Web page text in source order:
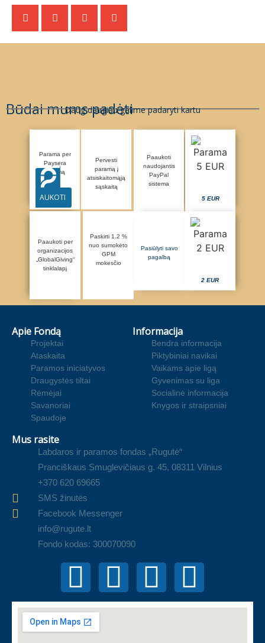
Būdai mums padėti
Daug daugiau galime padaryti kartu
Parama per
Paysera
sistemą
AUKOTI
Pervesti
paramą į
atsiskaitomąją
sąskaitą
Paaukoti
naudojantis
PayPal
sistema
5 EUR
Paaukoti per
organizacijos
„GlobalGiving“
tinklalapį
Paskirti 1.2 %
nuo sumokėto
GPM
mokesčio
Pasiūlyti savo
pagalbą
2 EUR
Apie Fondą
Projektai
Ataskaita
Paramos iniciatyvos
Draugystės tiltai
Rėmėjai
Savanoriai
Spaudoje
Informacija
Bendra informacija
Piktybiniai navikai
Vaikams apie ligą
Gyvenimas su liga
Socialinė informacija
Knygos ir straipsniai
Mus rasite
Labdaros ir paramos fondas „Rugutė“
Pranciškaus Smuglevičiaus g. 45, 08311 Vilnius
+370 620 69665
SMS žinutės
Facebook Messenger
info@rugute.lt
Fondo kodas: 300070090